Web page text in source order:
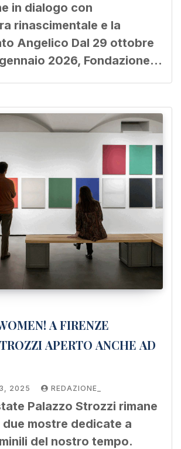
in dialogo con
rinascimentale e la
Angelico Dal 29 ottobre
2026, Fondazione…
A FIRENZE
APERTO ANCHE AD
2025 REDAZIONE_
Palazzo Strozzi rimane
mostre dedicate a
del nostro tempo.